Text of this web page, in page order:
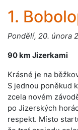
1.
Pondělí, 20. února
90 km Jizerkami
Krásné je na
S jednou poněkud
zcela novém
po Jizerských
respekt. Místo